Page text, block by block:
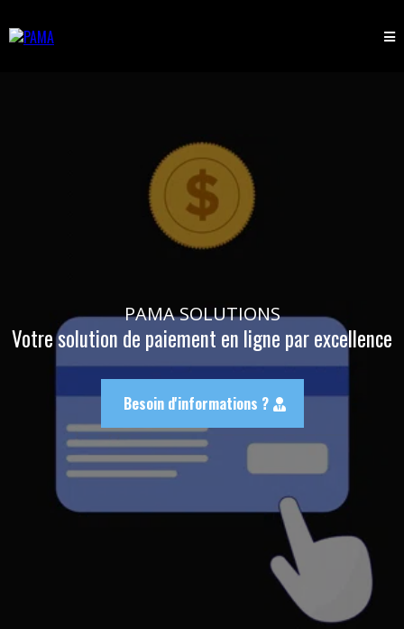
PAMA SOLUTIONS
Votre solution de paiement en ligne par excellence